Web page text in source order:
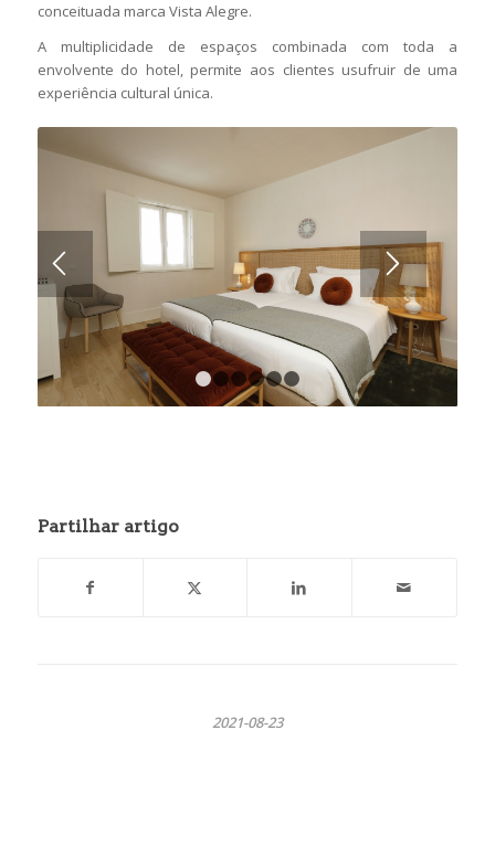
conceituada marca Vista Alegre.
A multiplicidade de espaços combinada com toda a
envolvente do hotel, permite aos clientes usufruir de uma
experiência cultural única.
2 3 4 5
Partilhar artigo
2021-08-23